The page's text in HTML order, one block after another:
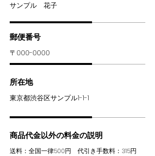
サンプル 花子
郵便番号
〒000-0000
所在地
東京都渋谷区サンプル1-1-1
商品代金以外の料金の説明
送料：全国一律500円 代引き手数料：315円